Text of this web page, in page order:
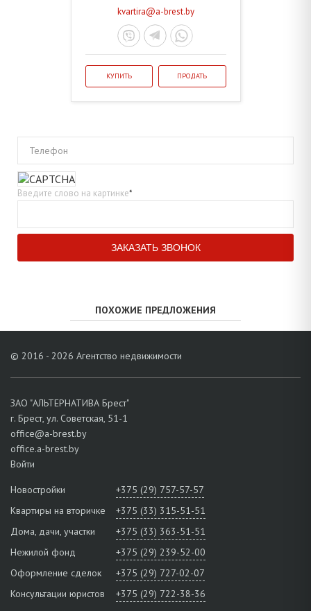
kvartira@a-brest.by
КУПИТЬ ПРОДАТЬ
Телефон
Введите слово на картинке*
ПОХОЖИЕ ПРЕДЛОЖЕНИЯ
© 2016 - 2026 Агентство недвижимости
ЗАО "АЛЬТЕРНАТИВА Брест"
г. Брест, ул. Советская, 51-1
office@a-brest.by
office.a-brest.by
Войти
Новостройки
+375 (29) 757-57-57
Квартиры на вторичке
+375 (33) 315-51-51
Дома, дачи, участки
+375 (33) 363-51-51
Нежилой фонд
+375 (29) 239-52-00
Оформление сделок
+375 (29) 727-02-07
Консультации юристов
+375 (29) 722-38-36